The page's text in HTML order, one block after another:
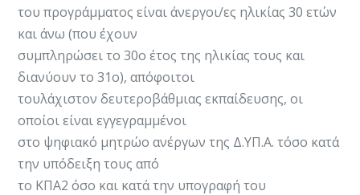
του προγράμματος είναι άνεργοι/ες ηλικίας 30 ετών
και άνω (που έχουν
συμπληρώσει το 30ο έτος της ηλικίας τους και
διανύουν το 31ο), απόφοιτοι
τουλάχιστον δευτεροβάθμιας εκπαίδευσης, οι
οποίοι είναι εγγεγραμμένοι
στο ψηφιακό μητρώο ανέργων της Δ.ΥΠ.Α. τόσο κατά
την υπόδειξη τους από
το ΚΠΑ2 όσο και κατά την υπογραφή του